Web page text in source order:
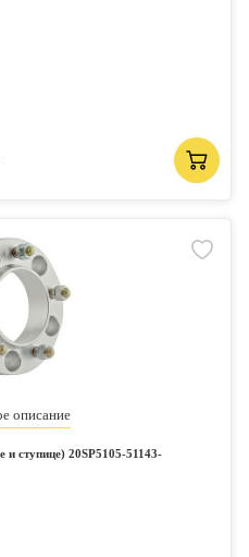
описание
и ступице) 20SP5105-51143-